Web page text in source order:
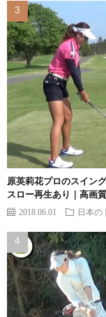
原英莉花プロのスイン
スロー再生あり｜高画質
2018.06.01 日本の